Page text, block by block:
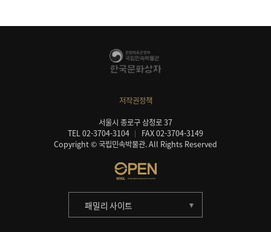
저작권정책
서울시 종로구 삼청로 37
TEL 02-3704-3104
FAX 02-3704-3149
Copyright © 국립민속박물관. All Rights Reserved
패밀리 사이트